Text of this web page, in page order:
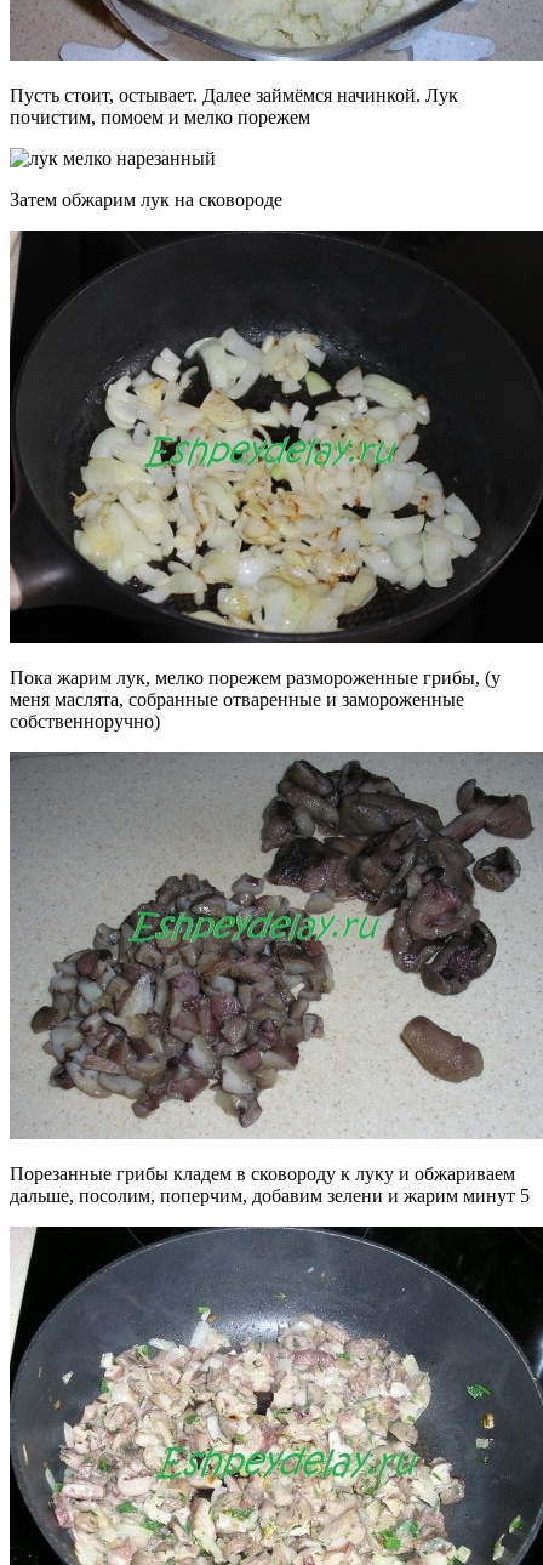
Пусть стоит, остывает. Далее займёмся начинкой. Лук
почистим, помоем и мелко порежем
Затем обжарим лук на сковороде
Пока жарим лук, мелко порежем размороженные грибы, (у
меня маслята, собранные отваренные и замороженные
собственноручно)
Порезанные грибы кладем в сковороду к луку и обжариваем
дальше, посолим, поперчим, добавим зелени и жарим минут 5